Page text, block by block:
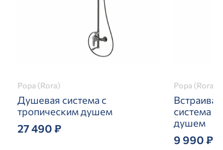
Рора (Rora)
Душевая система с
тропическим душем
27 490 ₽
Рора (Rora)
система с
душем
9 990 ₽19